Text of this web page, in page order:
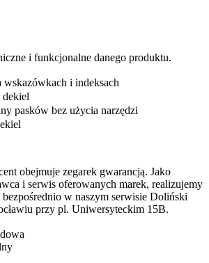
i funkcjonalne danego produktu.
wskazówkach i indeksach
dekiel
pasków bez użycia narzędzi
obejmuje zegarek gwarancją. Jako
i serwis oferowanych marek, realizujemy
w naszym serwisie Doliński
przy pl. Uniwersyteckim 15B.